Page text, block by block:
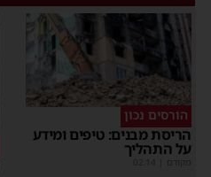
הורסים נכון
הריסת מבנים: טיפים ומידע
על התהליך
מקודם